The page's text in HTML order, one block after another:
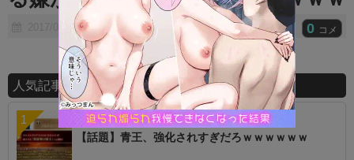
2017/07/28 0 コメ
人気記事ランキング
【話題】青王、強化されすぎだろｗｗｗｗｗｗ